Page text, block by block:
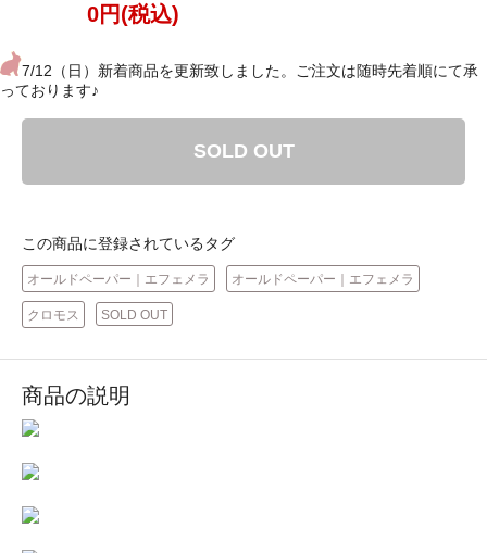
0円(税込)
7/12（日）新着商品を更新致しました。ご注文は随時先着順にて承
っております♪
SOLD OUT
この商品に登録されているタグ
オールドペーパー｜エフェメラ オールドペーパー｜エフェメラ
クロモス SOLD OUT
商品の説明